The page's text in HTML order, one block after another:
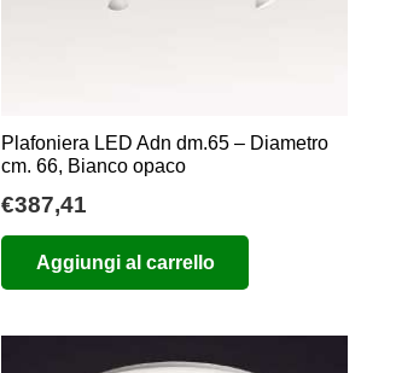
Plafoniera LED Adn dm.65 – Diametro
cm. 66, Bianco opaco
€387,41
Aggiungi al carrello